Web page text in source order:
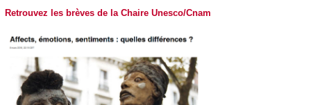
Retrouvez les brèves de la Chaire Unesco/Cnam